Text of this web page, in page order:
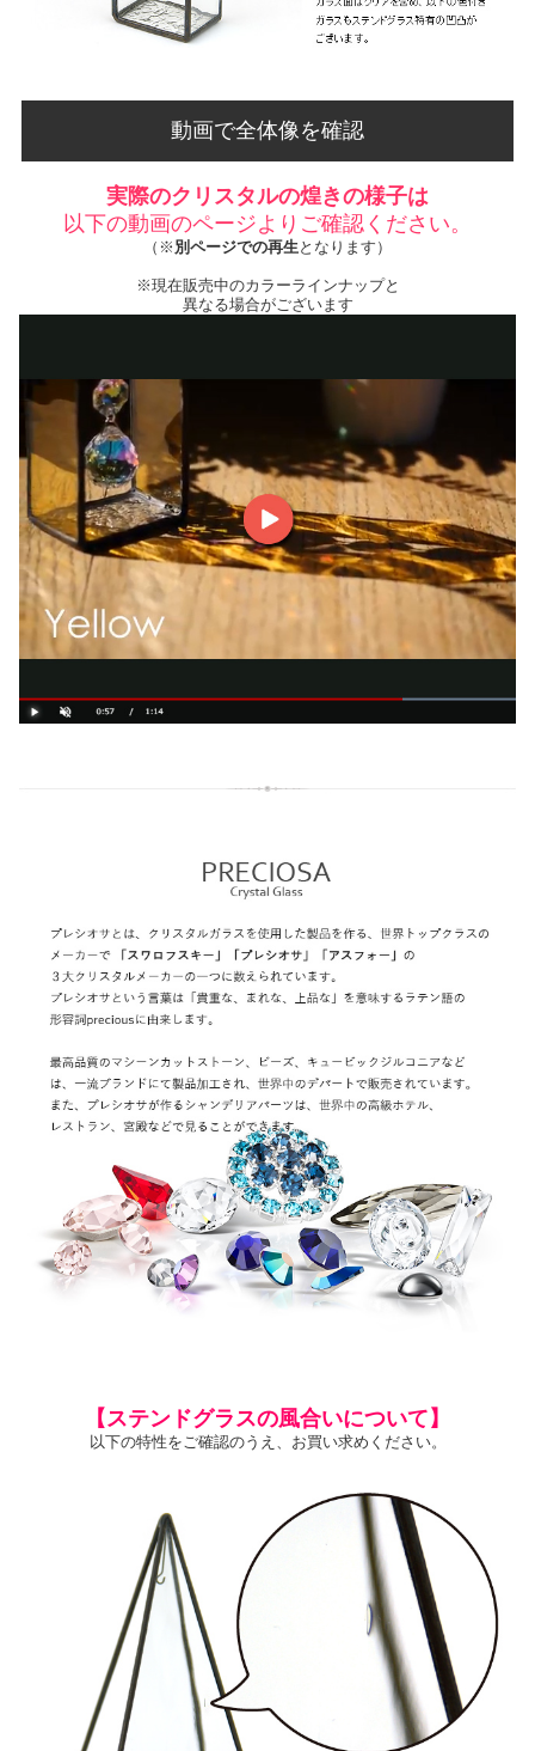
動画で全体像を確認
実際のクリスタルの煌きの様子は
以下の動画のページよりご確認ください。
（※ 別ページでの再生 となります）
※現在販売中のカラーラインナップと
異なる場合がございます
【ステンドグラスの風合いについて】
以下の特性をご確認のうえ、お買い求めください。